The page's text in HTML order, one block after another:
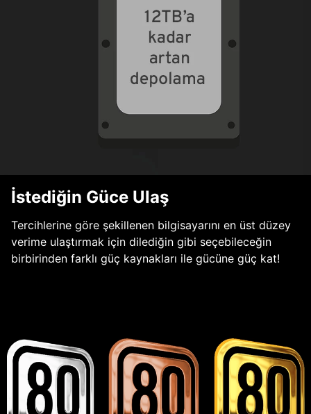
İstediğin Güce Ulaş
Tercihlerine göre şekillenen bilgisayarını en üst düzey
verime ulaştırmak için dilediğin gibi seçebileceğin
birbirinden farklı güç kaynakları ile gücüne güç kat!